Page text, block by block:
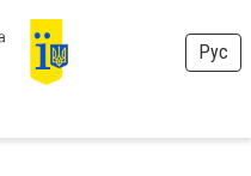
Рус